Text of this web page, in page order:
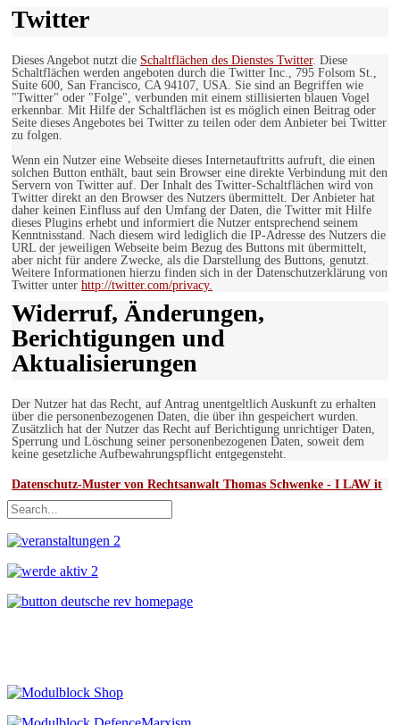
Twitter
Dieses Angebot nutzt die Schaltflächen des Dienstes Twitter. Diese
Schaltflächen werden angeboten durch die Twitter Inc., 795 Folsom St.,
Suite 600, San Francisco, CA 94107, USA. Sie sind an Begriffen wie
"Twitter" oder "Folge", verbunden mit einem stillisierten blauen Vogel
erkennbar. Mit Hilfe der Schaltflächen ist es möglich einen Beitrag oder
Seite dieses Angebotes bei Twitter zu teilen oder dem Anbieter bei Twitter
zu folgen.
Wenn ein Nutzer eine Webseite dieses Internetauftritts aufruft, die einen
solchen Button enthält, baut sein Browser eine direkte Verbindung mit den
Servern von Twitter auf. Der Inhalt des Twitter-Schaltflächen wird von
Twitter direkt an den Browser des Nutzers übermittelt. Der Anbieter hat
daher keinen Einfluss auf den Umfang der Daten, die Twitter mit Hilfe
dieses Plugins erhebt und informiert die Nutzer entsprechend seinem
Kenntnisstand. Nach diesem wird lediglich die IP-Adresse des Nutzers die
URL der jeweiligen Webseite beim Bezug des Buttons mit übermittelt,
aber nicht für andere Zwecke, als die Darstellung des Buttons, genutzt.
Weitere Informationen hierzu finden sich in der Datenschutzerklärung von
Twitter unter http://twitter.com/privacy.
Widerruf, Änderungen,
Berichtigungen und
Aktualisierungen
Der Nutzer hat das Recht, auf Antrag unentgeltlich Auskunft zu erhalten
über die personenbezogenen Daten, die über ihn gespeichert wurden.
Zusätzlich hat der Nutzer das Recht auf Berichtigung unrichtiger Daten,
Sperrung und Löschung seiner personenbezogenen Daten, soweit dem
keine gesetzliche Aufbewahrungspflicht entgegensteht.
Datenschutz-Muster von Rechtsanwalt Thomas Schwenke - I LAW it